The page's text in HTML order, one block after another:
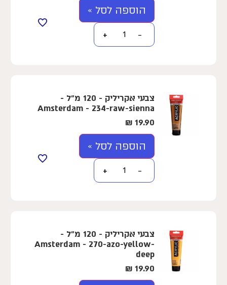
הוספה לסל »
−
+
צבעי אקריליק - 120 מ"ל -
Amsterdam - 234-raw-sienna
19.90
₪
הוספה לסל »
−
+
צבעי אקריליק - 120 מ"ל -
Amsterdam - 270-azo-yellow-
deep
19.90
₪